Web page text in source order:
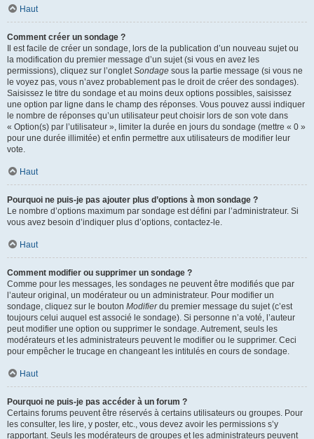
Haut
Comment créer un sondage ?
Il est facile de créer un sondage, lors de la publication d’un nouveau sujet ou
la modification du premier message d’un sujet (si vous en avez les
permissions), cliquez sur l’ongletSondage sous la partie message (si vous ne
le voyez pas, vous n’avez probablement pas le droit de créer des sondages).
Saisissez le titre du sondage et au moins deux options possibles, saisissez
une option par ligne dans le champ des réponses. Vous pouvez aussi indiquer
le nombre de réponses qu’un utilisateur peut choisir lors de son vote dans
« Option(s) par l’utilisateur », limiter la durée en jours du sondage (mettre « 0 »
pour une durée illimitée) et enfin permettre aux utilisateurs de modifier leur
vote.
Haut
Pourquoi ne puis-je pas ajouter plus d’options à mon sondage ?
Le nombre d’options maximum par sondage est défini par l’administrateur. Si
vous avez besoin d’indiquer plus d’options, contactez-le.
Haut
Comment modifier ou supprimer un sondage ?
Comme pour les messages, les sondages ne peuvent être modifiés que par
l’auteur original, un modérateur ou un administrateur. Pour modifier un
sondage, cliquez sur le bouton Modifierdu premier message du sujet (c’est
toujours celui auquel est associé le sondage). Si personne n’a voté, l’auteur
peut modifier une option ou supprimer le sondage. Autrement, seuls les
modérateurs et les administrateurs peuvent le modifier ou le supprimer. Ceci
pour empêcher le trucage en changeant les intitulés en cours de sondage.
Haut
Pourquoi ne puis-je pas accéder à un forum ?
Certains forums peuvent être réservés à certains utilisateurs ou groupes. Pour
les consulter, les lire, y poster, etc., vous devez avoir les permissions s’y
rapportant. Seuls les modérateurs de groupes et les administrateurs peuvent